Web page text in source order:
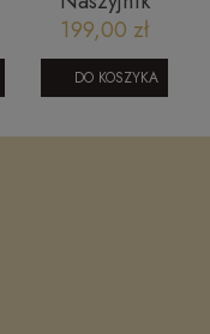
ślubny -
NW46546
199,00 zł
DO KOSZYKA